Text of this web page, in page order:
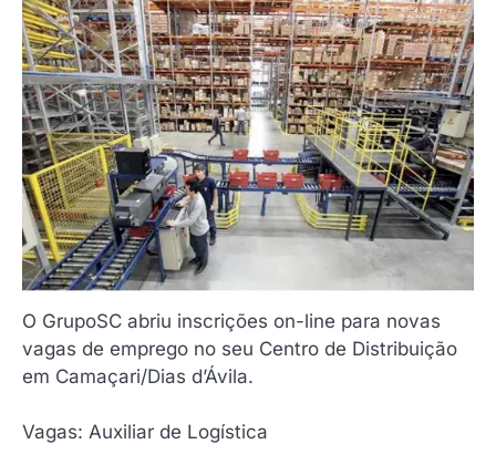
O GrupoSC abriu inscrições on-line para novas
vagas de emprego no seu Centro de Distribuição
em Camaçari/Dias d’Ávila.
Vagas: Auxiliar de Logística